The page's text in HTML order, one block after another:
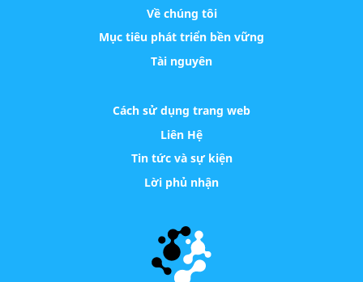
Về chúng tôi
Mục tiêu phát triển bền vững
Tài nguyên
Cách sử dụng trang web
Liên Hệ
Tin tức và sự kiện
Lời phủ nhận